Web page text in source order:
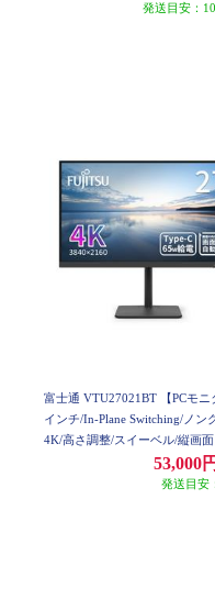
発送目安：
富士通 VTU27021BT 【PCモニ
インチ/In-Plane Switching/ノン
4K/高さ調整/スイーベル/縦画面
53,000円
発送目安